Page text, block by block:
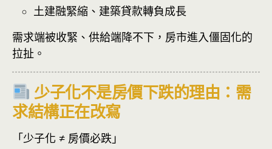
土建融緊縮、建築貸款轉負成長
需求端被收緊、供給端降不下，房市進入僵固化的
拉扯。
少子化不是房價下跌的理由：需
求結構正在改寫
「少子化 ≠ 房價必跌」